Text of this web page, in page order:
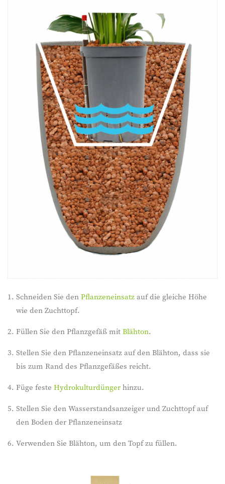
Schneiden Sie denPflanzeneinsatzauf die gleiche Höhe
wie den Zuchttopf.
Füllen Sie den Pflanzgefäß mitBlähton.
Stellen Sie den Pflanzeneinsatz auf den Blähton, dass sie
bis zum Rand des Pflanzgefäßes reicht.
Füge feste Hydrokulturdüngerhinzu.
Stellen Sie den Wasserstandsanzeiger und Zuchttopf auf
den Boden der Pflanzeneinsatz
Verwenden Sie Blähton, um den Topf zu füllen.